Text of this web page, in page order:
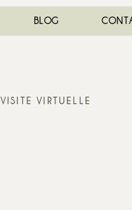
BLOG
VISITE VIRTUELLE